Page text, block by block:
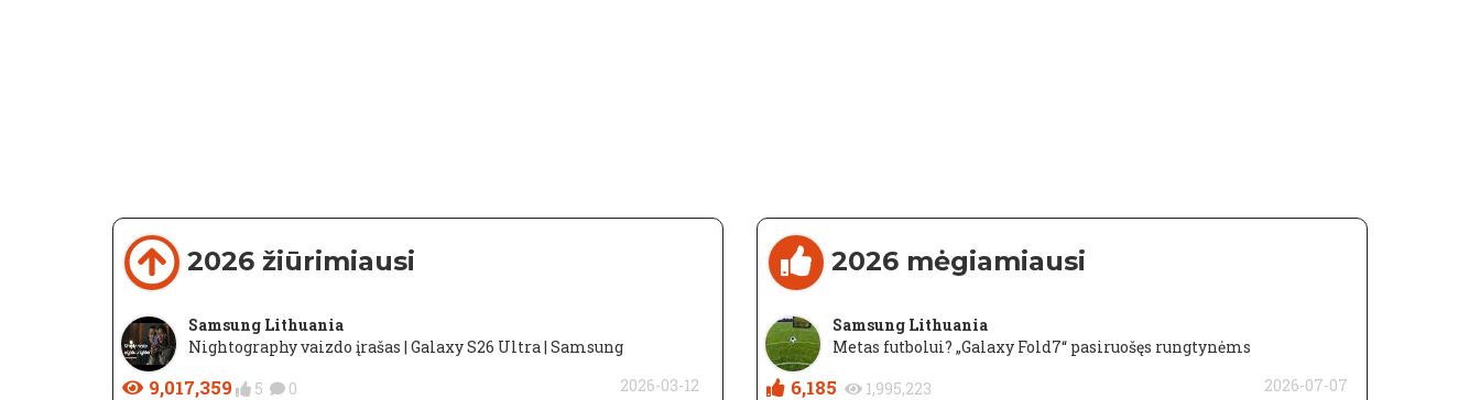
2026 žiūrimiausi
Samsung Lithuania
Nightography vaizdo įrašas | Galaxy S26 Ultra | Samsung
9,017,359 5 0
2026-03-12
2026 mėgiamiausi
Samsung Lithuania
Metas futbolui? „Galaxy Fold7“ pasiruošęs rungtynėms
6,185 1,995,223
2026-07-07